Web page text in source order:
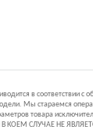
в
Мы стараемся
товара
КОЕМ СЛУЧАЕ НЕ